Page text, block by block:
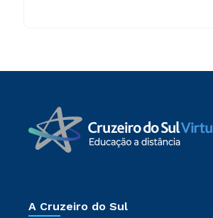
A Cruzeiro do Sul